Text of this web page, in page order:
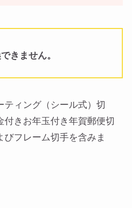
きません。
ティング（シール式）切
付きお年玉付き年賀郵便切
フレーム切手を含みま